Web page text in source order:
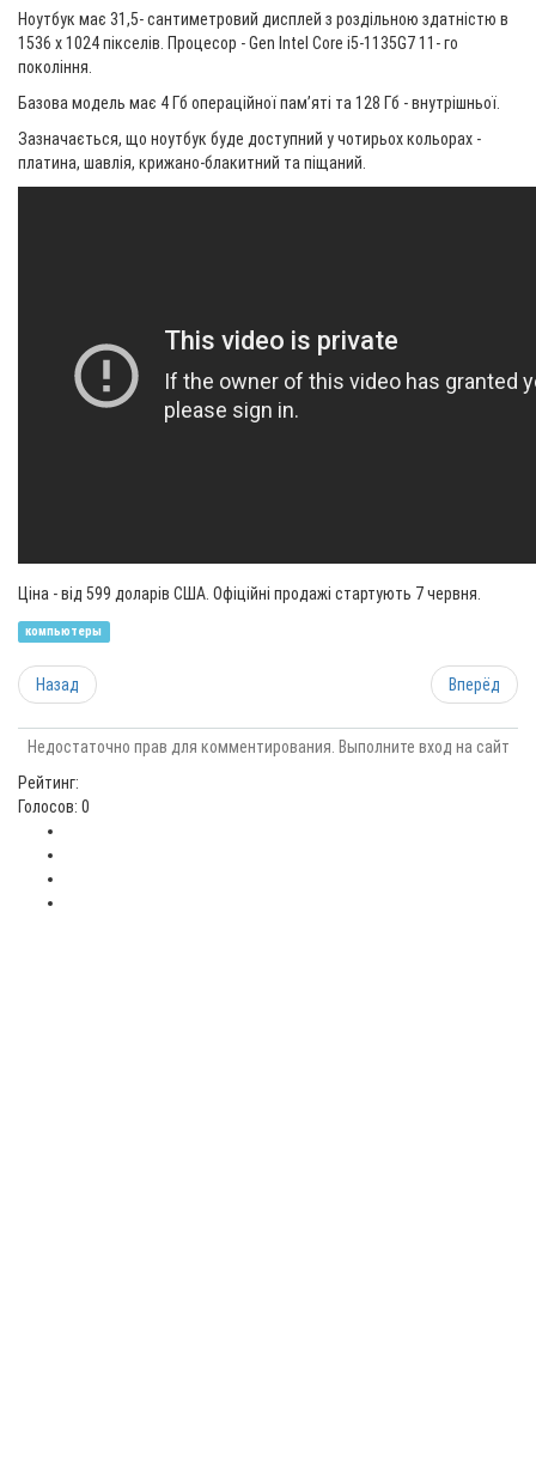
Ноутбук має 31,5- сантиметровий дисплей з роздільною здатністю в
1536 х 1024 пікселів. Процесор - Gen Intel Core i5-1135G7 11- го
покоління.
Базова модель має 4 Гб операційної пам’яті та 128 Гб - внутрішньої.
Зазначається, що ноутбук буде доступний у чотирьох кольорах -
платина, шавлія, крижано-блакитний та піщаний.
Ціна - від 599 доларів США. Офіційні продажі стартують 7 червня.
компьютеры
Назад Вперёд
Недостаточно прав для комментирования. Выполните вход на сайт
Рейтинг:
Голосов: 0